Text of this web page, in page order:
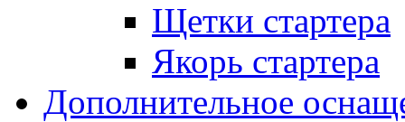
Щетки стартера
Якорь стартера
Дополнительное